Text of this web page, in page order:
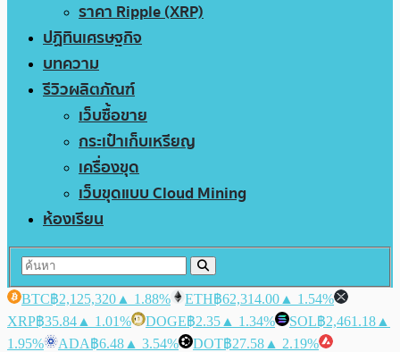
ราคา Ripple (XRP)
ปฏิทินเศรษฐกิจ
บทความ
รีวิวผลิตภัณฑ์
เว็บซื้อขาย
กระเป๋าเก็บเหรียญ
เครื่องขุด
เว็บขุดแบบ Cloud Mining
ห้องเรียน
BTC฿2,125,320 ▲ 1.88% ETH฿62,314.00 ▲ 1.54%
XRP฿35.84 ▲ 1.01% DOGE฿2.35 ▲ 1.34% SOL฿2,461.18 ▲
1.95%
ADA฿6.48 ▲ 3.54% DOT฿27.58 ▲ 2.19%